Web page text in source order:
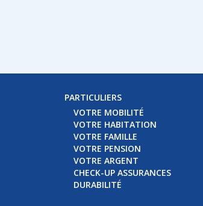
PARTICULIERS
VOTRE MOBILITÉ
VOTRE HABITATION
VOTRE FAMILLE
VOTRE PENSION
VOTRE ARGENT
CHECK-UP ASSURANCES
DURABILITÉ